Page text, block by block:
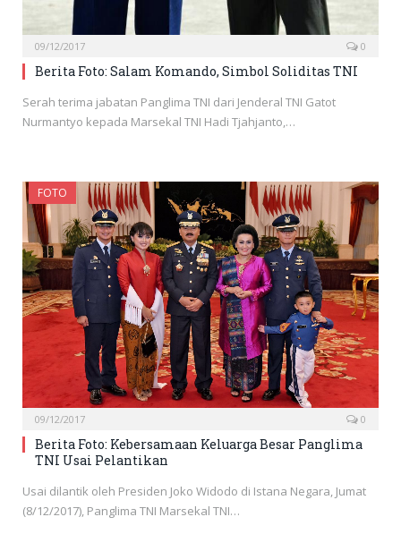
09/12/2017 0
Berita Foto: Salam Komando, Simbol Soliditas TNI
Serah terima jabatan Panglima TNI dari Jenderal TNI Gatot
Nurmantyo kepada Marsekal TNI Hadi Tjahjanto,…
FOTO
09/12/2017 0
Berita Foto: Kebersamaan Keluarga Besar Panglima
TNI Usai Pelantikan
Usai dilantik oleh Presiden Joko Widodo di Istana Negara, Jumat
(8/12/2017), Panglima TNI Marsekal TNI…